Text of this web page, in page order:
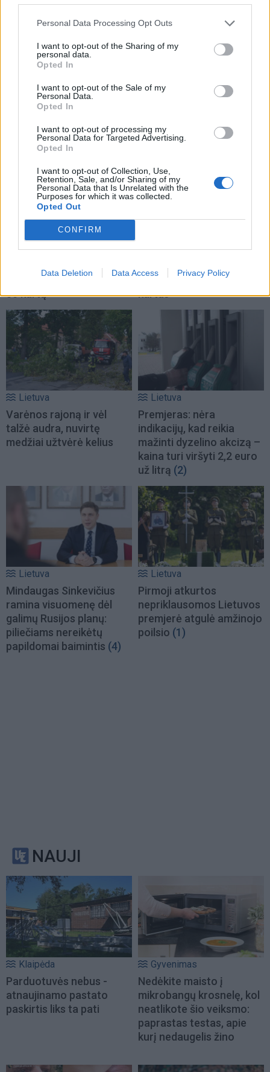
Personal Data Processing Opt Outs
I want to opt-out of the Sharing of my
personal data.
Opted In
I want to opt-out of the Sale of my
Personal Data.
Opted In
I want to opt-out of processing my
Personal Data for Targeted Advertising.
Opted In
I want to opt-out of Collection, Use,
Retention, Sale, and/or Sharing of my
Personal Data that Is Unrelated with the
Purposes for which it was collected.
Opted Out
CONFIRM
Data Deletion Data Access Privacy Policy
Lietuva
Užulėnyje – Smetoninių
šventė: istorikai kels
epochos klausimus (1)
Čmilytė-Nielsen
prezidentus
(20)
Ugniagesiai dėl audros
iškvietimus vyko beveik
50 kartų
Ugniagesiai: dėl audros
nuverstų medžių į
iškvietimus vykome 49
kartus
Lietuva
Varėnos rajoną ir vėl
talžė audra, nuvirtę
medžiai užtvėrė kelius
Lietuva
Premjeras: nėra
indikacijų, kad reikia
mažinti dyzelino akcizą –
kaina turi viršyti 2,2 euro
už litrą (2)
Lietuva
Mindaugas Sinkevičius
ramina visuomenę dėl
galimų Rusijos planų:
piliečiams nereikėtų
papildomai baimintis (4)
Lietuva
Pirmoji atkurtos
nepriklausomos Lietuvos
premjerė atgulė amžinojo
poilsio (1)
NAUJI
Klaipėda
Parduotuvės nebus -
atnaujinamo pastato
paskirtis liks ta pati
Gyvenimas
Nedėkite maisto į
mikrobangų krosnelę, kol
neatlikote šio veiksmo:
paprastas testas, apie
kurį nedaugelis žino